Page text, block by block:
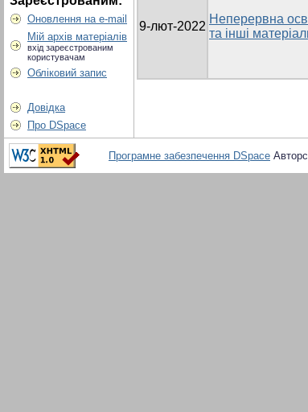
Оновлення на e-mail
Мій архів матеріалів
вхід зареєстрованим
користувачам
Обліковий запис
Довідка
Про DSpace
9-лют-2022
Неперервна
та інші
Програмне забезпечення DSpace